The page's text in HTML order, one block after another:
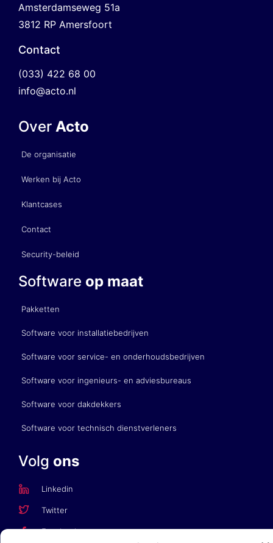
Amsterdamseweg 51a
3812 RP Amersfoort
Contact
(033) 422 68 00
info@acto.nl
Over Acto
De organisatie
Werken bij Acto
Klantcases
Contact
Security-beleid
Software op maat
Pakketten
Software voor installatiebedrijven
Software voor service- en onderhoudsbedrijven
Software voor ingenieurs- en adviesbureaus
Software voor dakdekkers
Software voor technisch dienstverleners
Volg ons
Linkedin
Twitter
Facebook